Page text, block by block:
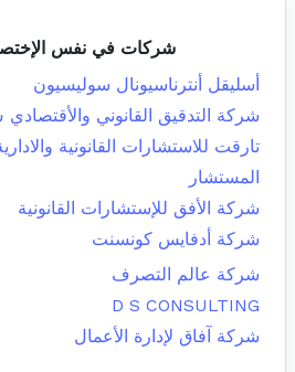
شركات في نفس
أسليقل أنترناسيونال سوليسيون
شركة التدقيق القانوني
تارقت للاستشارات القانونية
المستشار
شركة الأفق للإستشارات القانونية
شركة أدفايس كونسنت
شركة عالم التصرف
D S CONSULTING
شركة آفاق لإدارة الأعمال